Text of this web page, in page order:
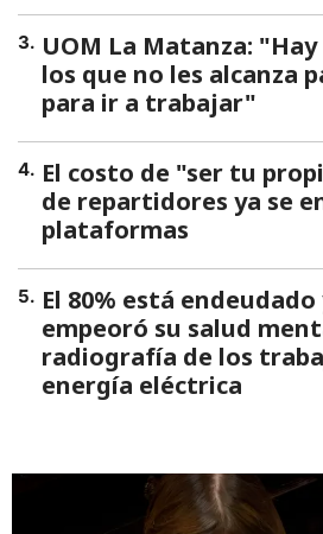
3. UOM La Matanza:
los que no les alcanza
para ir a trabajar"
4. El costo de "ser tu
de repartidores ya se
plataformas
5. El 80% está endeudado
empeoró su salud
radiografía de los
energía eléctrica